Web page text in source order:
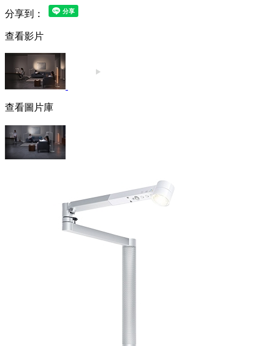
分享到：
查看影片
查看圖片庫